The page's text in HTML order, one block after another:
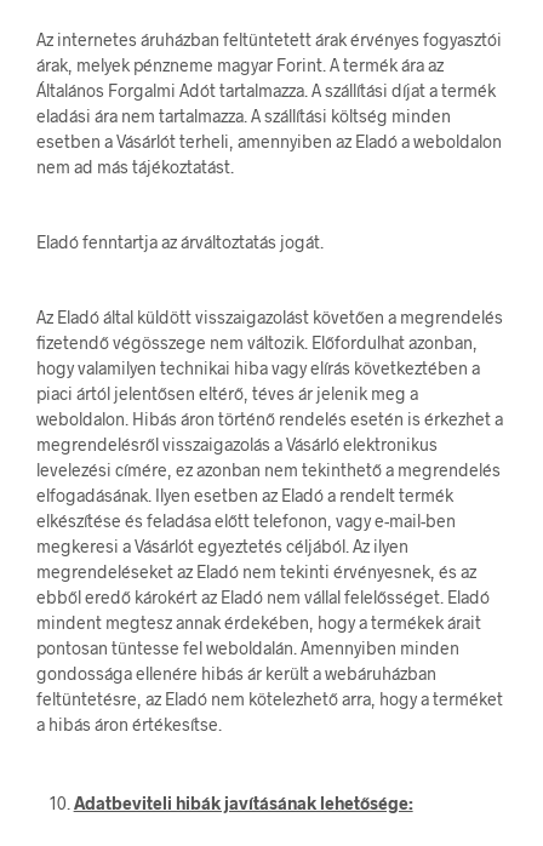
Az internetes áruházban feltüntetett árak érvényes fogyasztói
árak, melyek pénzneme magyar Forint. A termék ára az
Általános Forgalmi Adót tartalmazza. A szállítási díjat a termék
eladási ára nem tartalmazza. A szállítási költség minden
esetben a Vásárlót terheli, amennyiben az Eladó a weboldalon
nem ad más tájékoztatást.
Eladó fenntartja az árváltoztatás jogát.
Az Eladó által küldött visszaigazolást követően a megrendelés
fizetendő végösszege nem változik. Előfordulhat azonban,
hogy valamilyen technikai hiba vagy elírás következtében a
piaci ártól jelentősen eltérő, téves ár jelenik meg a
weboldalon. Hibás áron történő rendelés esetén is érkezhet a
megrendelésről visszaigazolás a Vásárló elektronikus
levelezési címére, ez azonban nem tekinthető a megrendelés
elfogadásának. Ilyen esetben az Eladó a rendelt termék
elkészítése és feladása előtt telefonon, vagy e-mail-ben
megkeresi a Vásárlót egyeztetés céljából. Az ilyen
megrendeléseket az Eladó nem tekinti érvényesnek, és az
ebből eredő károkért az Eladó nem vállal felelősséget. Eladó
mindent megtesz annak érdekében, hogy a termékek árait
pontosan tüntesse fel weboldalán. Amennyiben minden
gondossága ellenére hibás ár került a webáruházban
feltüntetésre, az Eladó nem kötelezhető arra, hogy a terméket
a hibás áron értékesítse.
Adatbeviteli hibák javításának lehetősége: